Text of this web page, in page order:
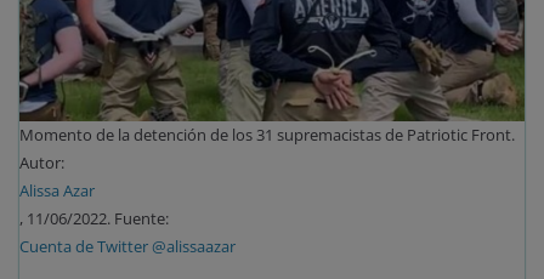
Momento de la detención de los 31 supremacistas de Patriotic Front.
Autor:
Alissa Azar
, 11/06/2022. Fuente:
Cuenta de Twitter @alissaazar